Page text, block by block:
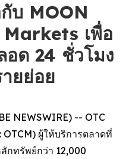
บ MOON
Markets เพื่อ
อด 24 ชั่วโมง
ยย่อย
NEWSWIRE) -- OTC
OTCM) ผู้ให้บริการตลาดที่
กทรัพย์กว่า 12,000